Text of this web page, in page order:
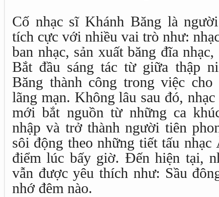
Cố nhạc sĩ Khánh Băng là
tích cực với nhiều vai trò như:
ban nhạc, sản xuất băng đĩa
Bắt đầu sáng tác từ giữa thập
Băng thành công trong việc
lãng mạn. Không lâu sau đó,
mới bắt nguồn từ những ca
nhập và trở thành người tiên
sôi động theo những tiết tấu
điểm lúc bấy giờ. Đến hiện tại,
vẫn được yêu thích như: Sầu
nhớ đêm nào.